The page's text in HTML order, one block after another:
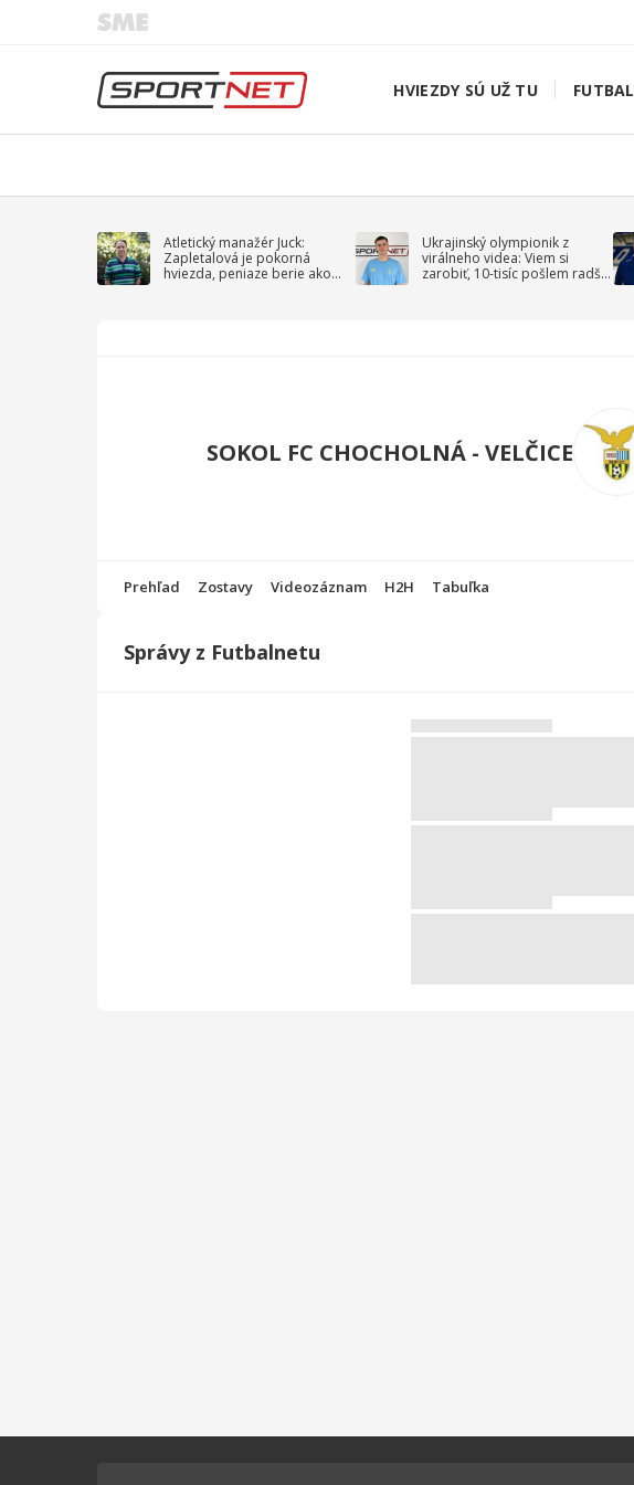
HVIEZDY SÚ UŽ TU FUTBAL
Atletický manažér Juck:
Zapletalová je pokorná
hviezda, peniaze berie ako
Ukrajinský olympionik z
virálneho videa: Viem si
zarobiť, 10-tisíc pošlem radšej
SOKOL FC CHOCHOLNÁ - VELČICE
Prehľad Zostavy Videozáznam H2H Tabuľka
Správy z Futbalnetu